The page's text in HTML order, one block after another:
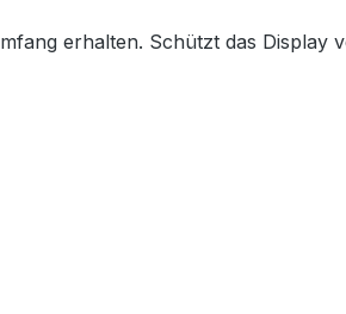
erhalten. Schützt das Display